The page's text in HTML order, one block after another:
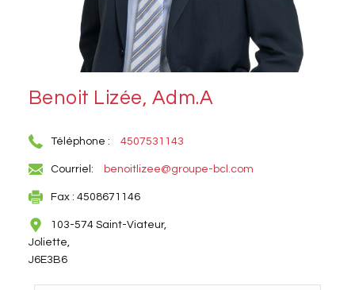
Benoit Lizée, Adm.A
Téléphone : 4507531143
Courriel: benoitlizee@groupe-bcl.com
Fax : 4508671146
103-574 Saint-Viateur,
Joliette,
J6E3B6